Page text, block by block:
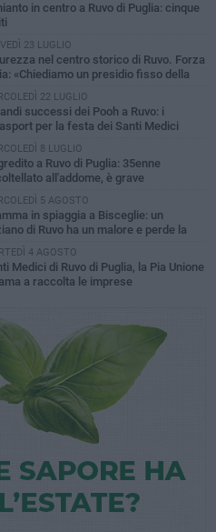
in centro a Ruvo di Puglia: cinque
23 LUGLIO
nel centro storico di Ruvo. Forza
«Chiediamo un presidio fisso della
22 LUGLIO
successi dei Pooh a Ruvo: i
per la festa dei Santi Medici
8 LUGLIO
a Ruvo di Puglia: 35enne
all'addome, è grave
5 AGOSTO
in spiaggia a Bisceglie: un
di Ruvo ha un malore e perde la
4 AGOSTO
Medici di Ruvo di Puglia, la Pia Unione
a raccolta le imprese